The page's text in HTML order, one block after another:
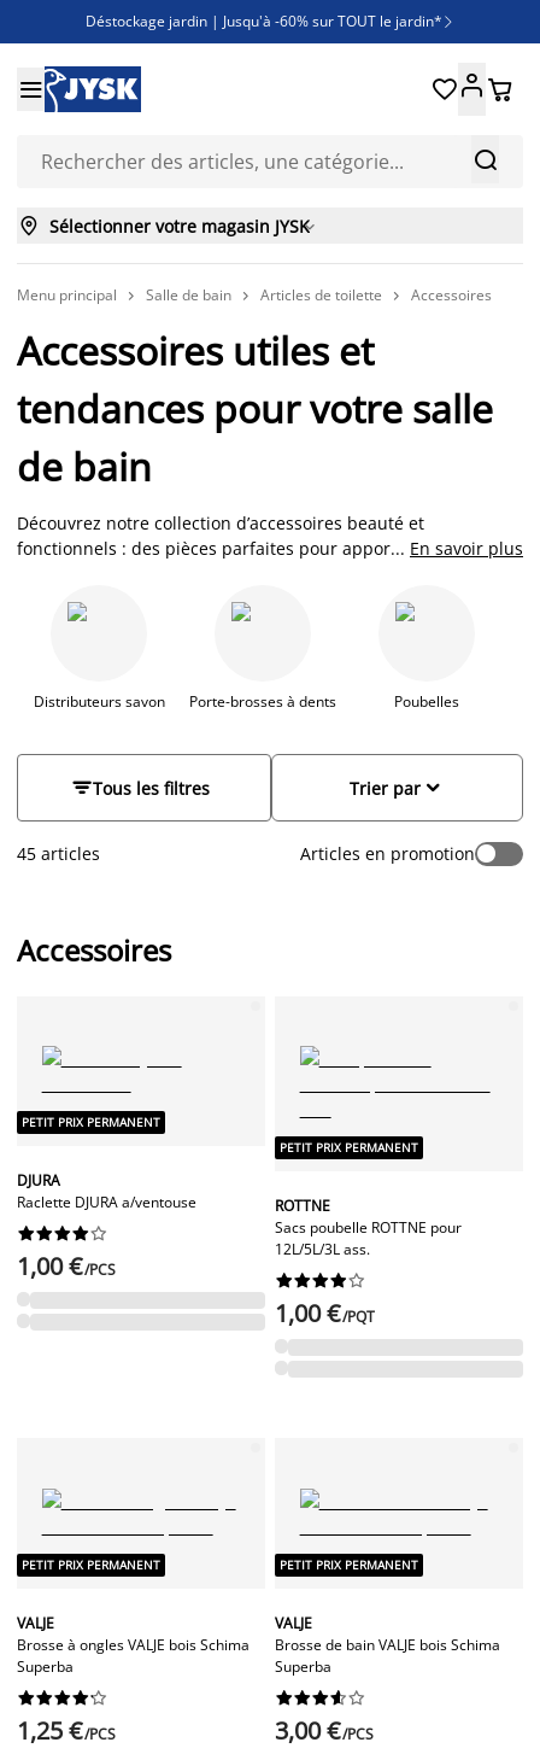
Déstockage jardin | Jusqu'à -60% sur TOUT le jardin* 
Jusqu'à -50% sur une sélection literie
Découvrez les nouveautés de la collection


 
 Sélectionner votre magasin JYSK
Menu principal  Salle de bain  Articles de toilette  Accessoires
Accessoires utiles et
tendances pour votre salle
de bain
Découvrez notre collection d’accessoires beauté et
fonctionnels : des pièces parfaites pour apporter une touche
couleurs douces. Transformez votre routine en un moment
agréable à l’aide de notre sélection d’accessoires : brosses,
... En savoir plus
Distributeurs savon Porte-brosses à dents Poubelles
Tous les filtres 
Trier par
45 articles Articles en promotion
Accessoires
PETIT PRIX PERMANENT
DJURA
Raclette DJURA a/ventouse






1,00 €/PCS
PETIT PRIX PERMANENT
ROTTNE
Sacs poubelle ROTTNE pour
12L/5L/3L ass.






1,00 €/PQT
PETIT PRIX PERMANENT
VALJE
Brosse à ongles VALJE bois Schima
Superba






1,25 €/PCS
PETIT PRIX PERMANENT
VALJE
Brosse de bain VALJE bois Schima
Superba






3,00 €/PCS